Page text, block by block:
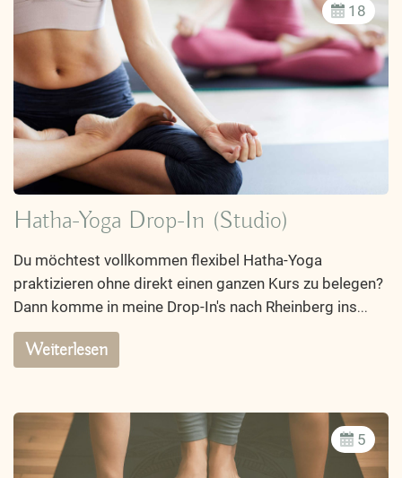
18
Hatha-Yoga Drop-In (Studio)
Du möchtest vollkommen flexibel Hatha-Yoga
praktizieren ohne direkt einen ganzen Kurs zu belegen?
Dann komme in meine Drop-In's nach Rheinberg ins...
Weiterlesen
5